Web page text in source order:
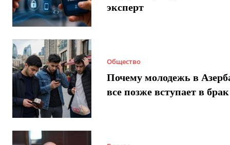
эксперт
Общество
Почему молодежь в
все позже вступает в брак